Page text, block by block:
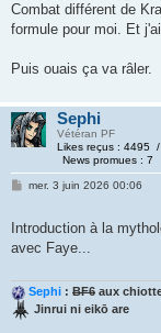
Combat différent de
formule pour moi. Et
Puis ouais ça va râler.
Sephi
Vétéran PF
Likes reçus : 4495
News promues : 7
mer. 3 juin 2026 00:06
Introduction à la
avec Faye...
Sephi : BF6 aux
Jinrui ni eikō are